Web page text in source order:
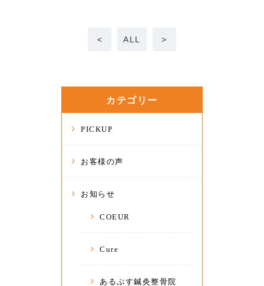
< ALL >
カテゴリー
PICKUP
お客様の声
お知らせ
COEUR
Cure
あるぷす鍼灸整骨院